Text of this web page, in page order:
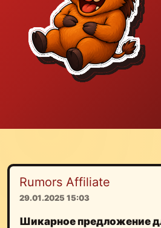
Rumors Affiliate
29.01.2025 15:03
Шикарное предложение